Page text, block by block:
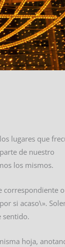
lugares que
de nuestro
los mismos.
correspondiente
si acaso\».
sentido.
hoja,